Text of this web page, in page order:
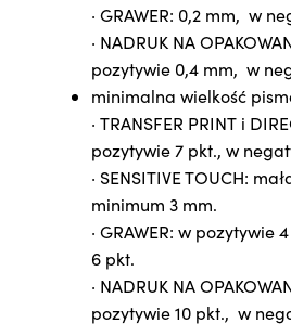
· GRAWER: 0,2 mm, w
· NADRUK NA
pozytywie 0,4 mm, w
minimalna wielkość
· TRANSFER PRINT i
pozytywie 7 pkt., w
· SENSITIVE TOUCH:
minimum 3 mm.
· GRAWER: w pozytywie
6 pkt.
· NADRUK NA
pozytywie 10 pkt., w